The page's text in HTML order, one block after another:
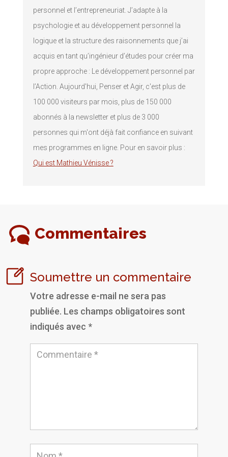
personnel et l’entrepreneuriat. J’adapte à la
psychologie et au développement personnel la
logique et la structure des raisonnements que j’ai
acquis en tant qu’ingénieur d’études pour créer ma
propre approche : Le développement personnel par
l’Action. Aujourd'hui, Penser et Agir, c'est plus de
100 000 visiteurs par mois, plus de 150 000
abonnés à la newsletter et plus de 3 000
personnes qui m'ont déjà fait confiance en suivant
mes programmes en ligne. Pour en savoir plus :
Qui est Mathieu Vénisse ?
Commentaires
Soumettre un commentaire
Votre adresse e-mail ne sera pas
publiée. Les champs obligatoires sont
indiqués avec *